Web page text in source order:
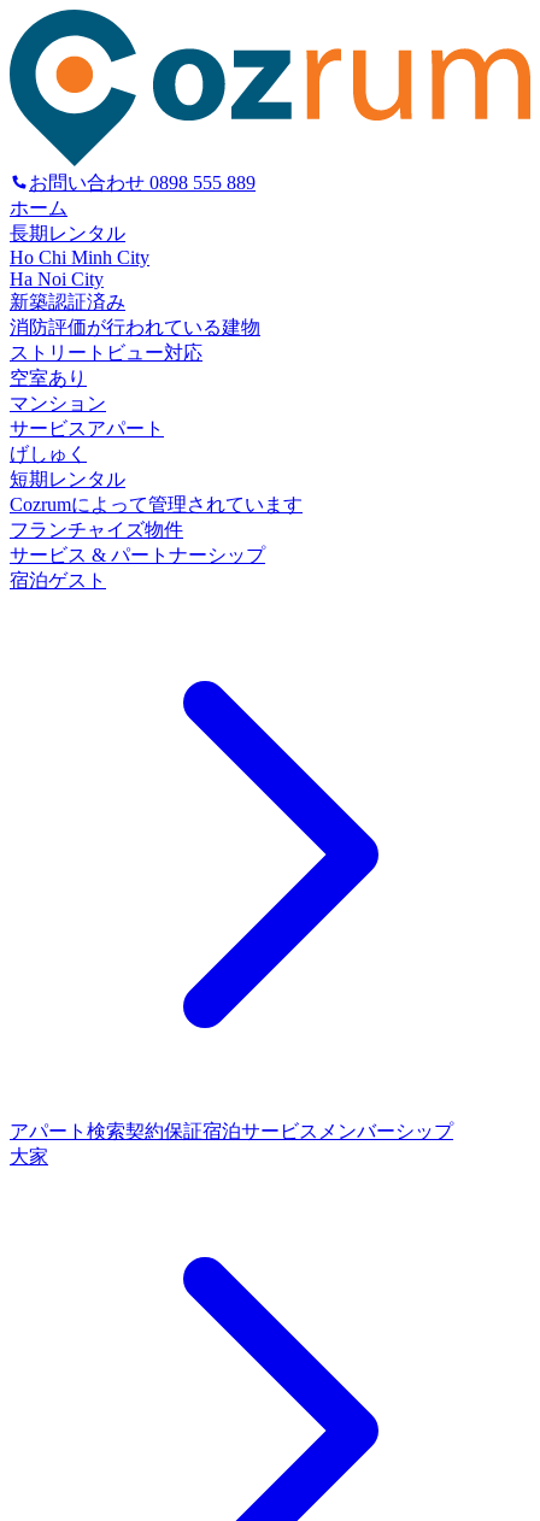
お問い合わせ 0898 555 889
ホーム
長期レンタル
Ho Chi Minh City
Ha Noi City
新築認証済み
消防評価が行われている建物
ストリートビュー対応
空室あり
マンション
サービスアパート
げしゅく
短期レンタル
Cozrumによって管理されています
フランチャイズ物件
サービス & パートナーシップ
宿泊ゲスト
アパート検索契約保証宿泊サービス メンバーシップ
大家